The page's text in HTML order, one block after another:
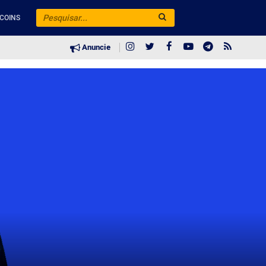
Anuncie